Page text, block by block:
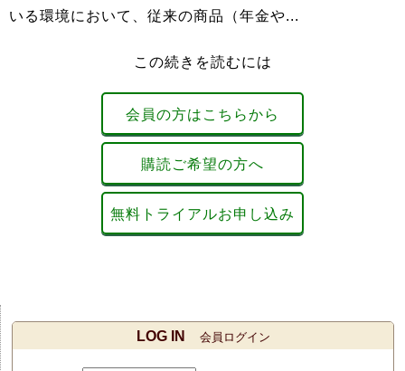
いる環境において、従来の商品（年金や...
この続きを読むには
会員の方はこちらから
購読ご希望の方へ
無料トライアルお申し込み
LOG IN 会員ログイン